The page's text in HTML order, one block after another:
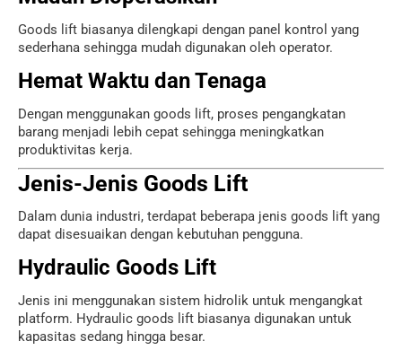
Goods lift biasanya dilengkapi dengan panel kontrol yang
sederhana sehingga mudah digunakan oleh operator.
Hemat Waktu dan Tenaga
Dengan menggunakan goods lift, proses pengangkatan
barang menjadi lebih cepat sehingga meningkatkan
produktivitas kerja.
Jenis-Jenis Goods Lift
Dalam dunia industri, terdapat beberapa jenis goods lift yang
dapat disesuaikan dengan kebutuhan pengguna.
Hydraulic Goods Lift
Jenis ini menggunakan sistem hidrolik untuk mengangkat
platform. Hydraulic goods lift biasanya digunakan untuk
kapasitas sedang hingga besar.